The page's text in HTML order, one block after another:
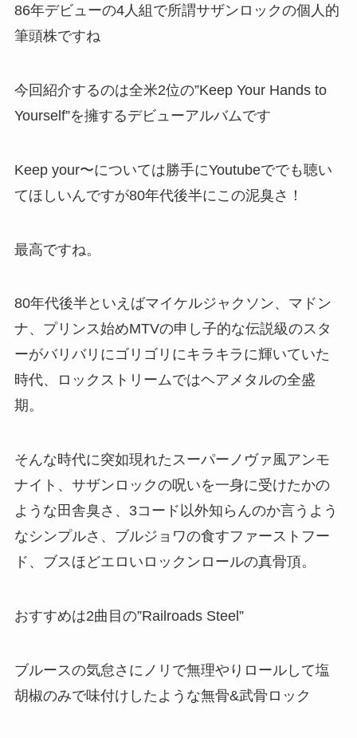
86年デビューの4人組で所謂サザンロックの個人的
筆頭株ですね
今回紹介するのは全米2位の”Keep Your Hands to
Yourself”を擁するデビューアルバムです
Keep your〜については勝手にYoutubeででも聴い
てほしいんですが80年代後半にこの泥臭さ！
最高ですね。
80年代後半といえばマイケルジャクソン、マドン
ナ、プリンス始めMTVの申し子的な伝説級のスタ
ーがバリバリにゴリゴリにキラキラに輝いていた
時代、ロックストリームではヘアメタルの全盛
期。
そんな時代に突如現れたスーパーノヴァ風アンモ
ナイト、サザンロックの呪いを一身に受けたかの
ような田舎臭さ、3コード以外知らんのか言うよう
なシンプルさ、ブルジョワの食すファーストフー
ド、ブスほどエロいロックンロールの真骨頂。
おすすめは2曲目の”Railroads Steel”
ブルースの気怠さにノリで無理やりロールして塩
胡椒のみで味付けしたような無骨&武骨ロック